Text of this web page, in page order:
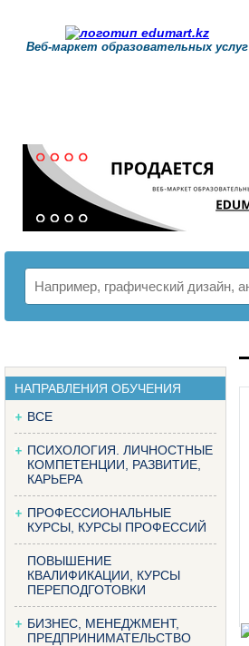
Веб-маркет образовательных услуг
НАПРАВЛЕНИЯ ОБУЧЕНИЯ
ВСЕ
ПСИХОЛОГИЯ. ЛИЧНОСТНЫЕ
КОМПЕТЕНЦИИ, РАЗВИТИЕ,
КАРЬЕРА
ПРОФЕССИОНАЛЬНЫЕ
КУРСЫ, КУРСЫ ПРОФЕССИЙ
ПОВЫШЕНИЕ
КВАЛИФИКАЦИИ, КУРСЫ
ПЕРЕПОДГОТОВКИ
БИЗНЕС, МЕНЕДЖМЕНТ,
ПРЕДПРИНИМАТЕЛЬСТВО